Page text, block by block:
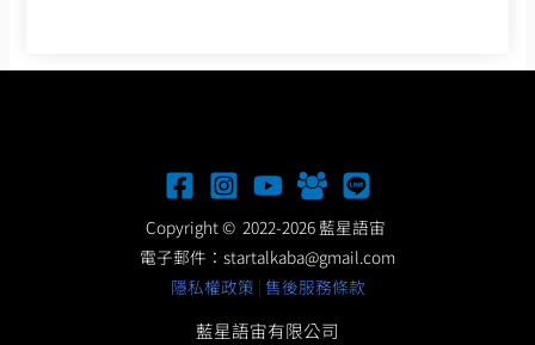
Copyright © 2022-2026 藍星語宙
電子郵件： startalkaba@gmail.com
隱私權政策 | 售後服務條款
藍星語宙有限公司